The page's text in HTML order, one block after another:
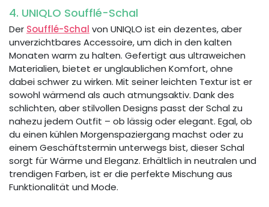
4. UNIQLO Soufflé-Schal
Der Soufflé-Schal von UNIQLO ist ein dezentes, aber
unverzichtbares Accessoire, um dich in den kalten
Monaten warm zu halten. Gefertigt aus ultraweichen
Materialien, bietet er unglaublichen Komfort, ohne
dabei schwer zu wirken. Mit seiner leichten Textur ist er
sowohl wärmend als auch atmungsaktiv. Dank des
schlichten, aber stilvollen Designs passt der Schal zu
nahezu jedem Outfit – ob lässig oder elegant. Egal, ob
du einen kühlen Morgenspaziergang machst oder zu
einem Geschäftstermin unterwegs bist, dieser Schal
sorgt für Wärme und Eleganz. Erhältlich in neutralen und
trendigen Farben, ist er die perfekte Mischung aus
Funktionalität und Mode.